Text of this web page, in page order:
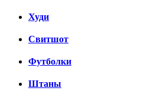
Худи
Свитшот
Футболки
Штаны